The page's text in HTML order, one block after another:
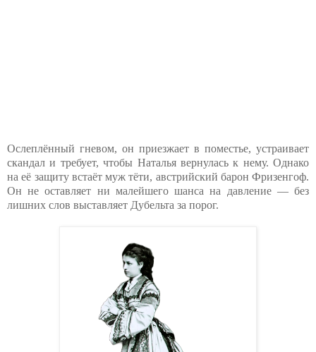
Ослеплённый гневом, он приезжает в поместье, устраивает
скандал и требует, чтобы Наталья вернулась к нему. Однако
на её защиту встаёт муж тёти, австрийский барон Фризенгоф.
Он не оставляет ни малейшего шанса на давление — без
лишних слов выставляет Дубельта за порог.